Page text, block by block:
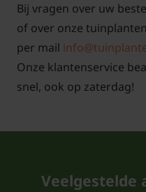
Bij vragen over uw
of over onze
per mail
Onze klantenservice
snel, ook op zaterdag!
Veelgestelde